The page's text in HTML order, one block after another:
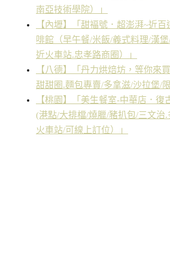
南亞技術學院）」
【內壢】「甜褔號．超澎湃~近
啡館（早午餐/米飯/義式料理/漢
近火車站.忠孝路商圈）」
【八德】「丹力烘焙坊，等你來
甜甜圈.麵包專賣/多拿滋/沙拉堡/
【桃園】「美生餐室-中華店．
(港點/大排檔/燒臘/豬扒包/三文治
火車站/可線上訂位）」